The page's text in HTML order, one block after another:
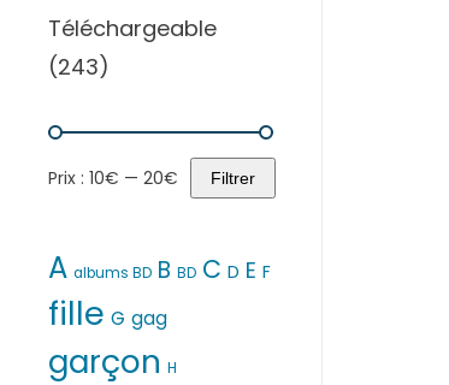
Téléchargeable
(243)
Prix
Prix
Filtrer
Prix : 10€ — 20€
A albums BD B BD C D E F
fille G gag
garçon H